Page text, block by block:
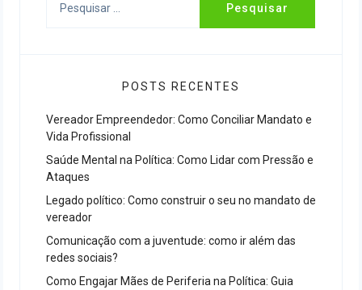
POSTS RECENTES
Vereador Empreendedor: Como Conciliar Mandato e
Vida Profissional
Saúde Mental na Política: Como Lidar com Pressão e
Ataques
Legado político: Como construir o seu no mandato de
vereador
Comunicação com a juventude: como ir além das
redes sociais?
Como Engajar Mães de Periferia na Política: Guia